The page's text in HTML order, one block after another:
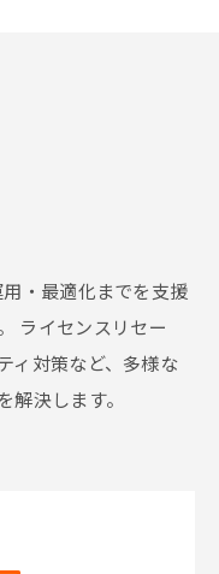
・最適化までを支援
ライセンスリセー
ィ対策など、多様な
解決します。